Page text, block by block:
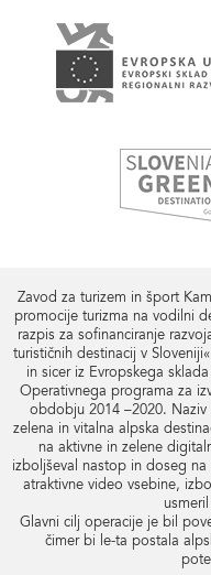
Zavod za turizem in šport
promocije turizma na vodilni
razpis za sofinanciranje
turističnih destinacij v
in sicer iz Evropskega
Operativnega programa za
obdobju 2014 –2020. Naziv
zelena in vitalna alpska
na aktivne in zelene
izboljševal nastop in doseg
atraktivne video vsebine,
Glavni cilj operacije je bil
čimer bi le-ta postala